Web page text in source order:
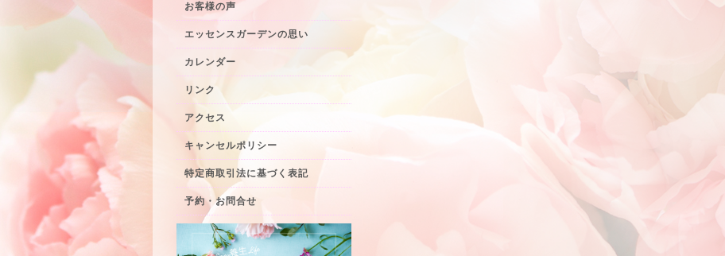
お客様の声
エッセンスガーデンの思い
カレンダー
リンク
アクセス
キャンセルポリシー
特定商取引法に基づく表記
予約・お問合せ